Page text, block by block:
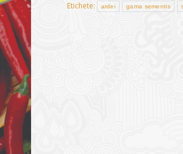
Etichete:
ardei gama sementis